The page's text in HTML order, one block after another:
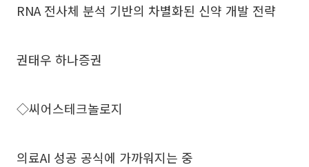
RNA 전사체 분석 기반의 차별화된 신약 개발 전략
권태우 하나증권
◇씨어스테크놀로지
의료AI 성공 공식에 가까워지는 중